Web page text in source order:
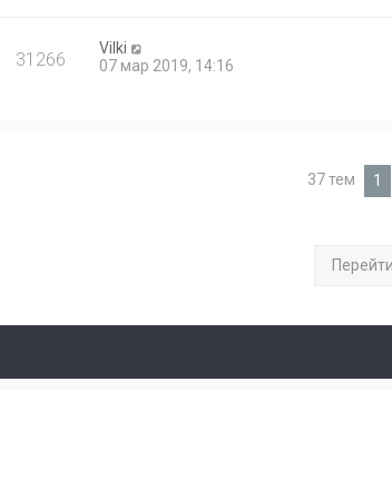
31266
Vilki
07 мар 2019, 14:16
37 тем 1
Перейти